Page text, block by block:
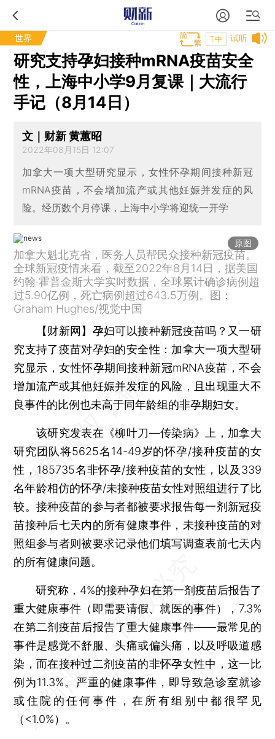
世界 试听
T中
研究支持孕妇接种mRNA疫苗安全
性，上海中小学9月复课｜大流行
手记（8月14日）
文｜财新 黄蕙昭
2022年08月15日 12:07
加拿大一项大型研究显示，女性怀孕期间接种新冠
mRNA疫苗，不会增加流产或其他妊娠并发症的风
险。经历数个月停课，上海中小学将迎统一开学
原图
加拿大魁北克省，医务人员帮民众接种新冠疫苗。
全球新冠疫情来看，截至2022年8月14日，据美国
约翰·霍普金斯大学实时数据，全球累计确诊病例超
过5.90亿例，死亡病例超过643.5万例。图：
Graham Hughes/视觉中国
【财新网】 孕妇可以接种新冠疫苗吗？又一研
究支持了疫苗对孕妇的安全性：加拿大一项大型研
究显示，女性怀孕期间接种新冠mRNA疫苗，不会
增加流产或其他妊娠并发症的风险，且出现重大不
良事件的比例也未高于同年龄组的非孕期妇女。
该研究发表在《柳叶刀—传染病》上，加拿大
研究团队将5625名14-49岁的怀孕/接种疫苗的女
性，185735名非怀孕/接种疫苗的女性，以及339
名年龄相仿的怀孕/未接种疫苗女性对照组进行了比
较。接种疫苗的参与者都被要求报告每一剂新冠疫
苗接种后七天内的所有健康事件，未接种疫苗的对
照组参与者则被要求记录他们填写调查表前七天内
的所有健康问题。
研究称，4%的接种孕妇在第一剂疫苗后报告了
重大健康事件（即需要请假、就医的事件），7.3%
在第二剂疫苗后报告了重大健康事件——最常见的
事件是感觉不舒服、头痛或偏头痛，以及呼吸道感
染，而在接种过二剂疫苗的非怀孕女性中，这一比
例为11.3%。严重的健康事件，即导致急诊室就诊
或住院的任何事件，在所有组别中都很罕见
（<1.0%）。